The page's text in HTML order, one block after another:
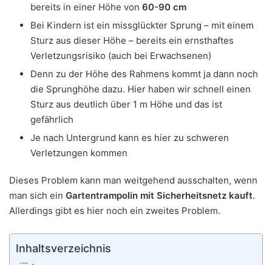
bereits in einer Höhe von 60-90 cm
Bei Kindern ist ein missglückter Sprung – mit einem
Sturz aus dieser Höhe – bereits ein ernsthaftes
Verletzungsrisiko (auch bei Erwachsenen)
Denn zu der Höhe des Rahmens kommt ja dann noch
die Sprunghöhe dazu. Hier haben wir schnell einen
Sturz aus deutlich über 1 m Höhe und das ist
gefährlich
Je nach Untergrund kann es hier zu schweren
Verletzungen kommen
Dieses Problem kann man weitgehend ausschalten, wenn
man sich ein Gartentrampolin mit Sicherheitsnetz kauft.
Allerdings gibt es hier noch ein zweites Problem.
Inhaltsverzeichnis